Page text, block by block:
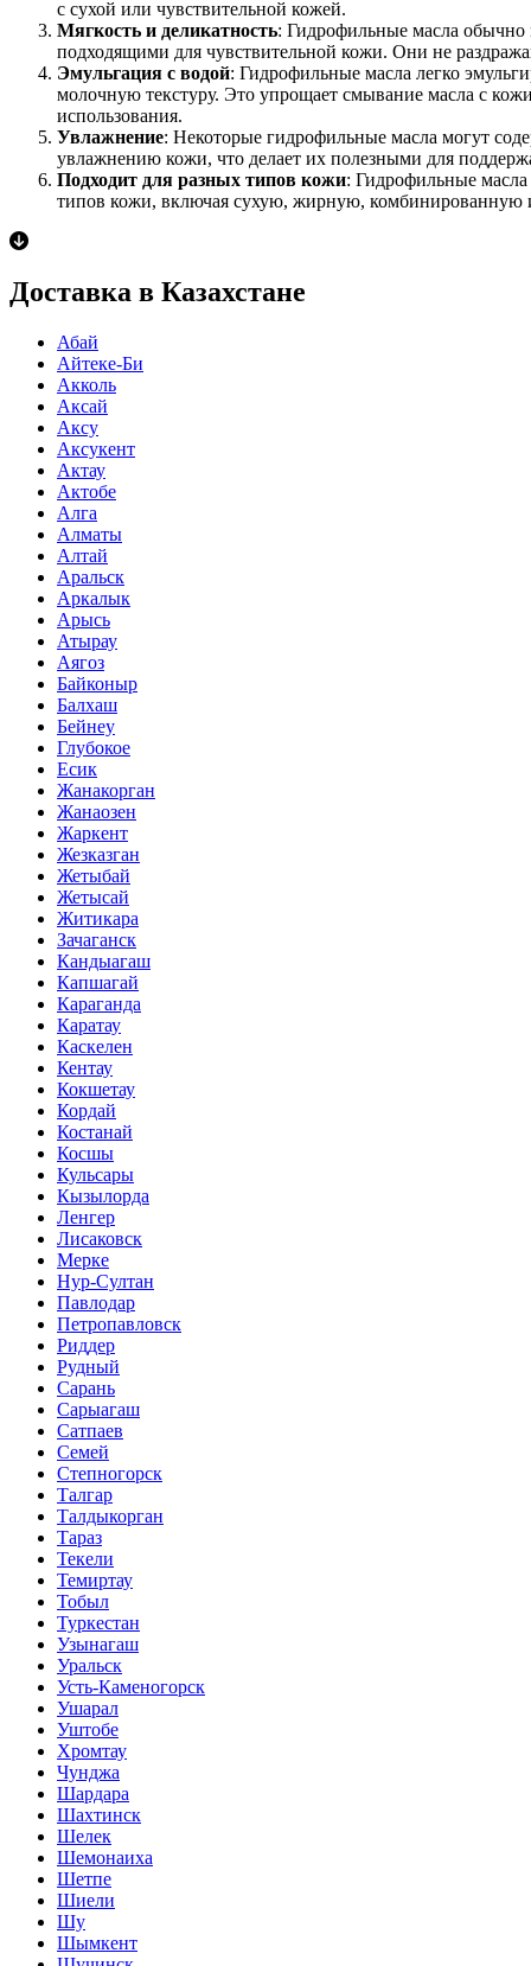
с сухой или чувствительной кожей.
Мягкость и деликатность: Гидрофильные масла обычно
подходящими для чувствительной кожи. Они не
Эмульгация с водой: Гидрофильные масла легко
молочную текстуру. Это упрощает смывание масла с
использования.
Увлажнение: Некоторые гидрофильные масла могут
увлажнению кожи, что делает их полезными для
Подходит для разных типов кожи: Гидрофильные
типов кожи, включая сухую, жирную, комбинированную
Доставка в Казахстане
Абай
Айтеке-Би
Акколь
Аксай
Аксу
Аксукент
Актау
Актобе
Алга
Алматы
Алтай
Аральск
Аркалык
Арысь
Атырау
Аягоз
Байконыр
Балхаш
Бейнеу
Глубокое
Есик
Жанакорган
Жанаозен
Жаркент
Жезказган
Жетыбай
Жетысай
Житикара
Зачаганск
Кандыагаш
Капшагай
Караганда
Каратау
Каскелен
Кентау
Кокшетау
Кордай
Костанай
Косшы
Кульсары
Кызылорда
Ленгер
Лисаковск
Мерке
Нур-Султан
Павлодар
Петропавловск
Риддер
Рудный
Сарань
Сарыагаш
Сатпаев
Семей
Степногорск
Талгар
Талдыкорган
Тараз
Текели
Темиртау
Тобыл
Туркестан
Узынагаш
Уральск
Усть-Каменогорск
Ушарал
Уштобе
Хромтау
Чунджа
Шардара
Шахтинск
Шелек
Шемонаиха
Шетпе
Шиели
Шу
Шымкент